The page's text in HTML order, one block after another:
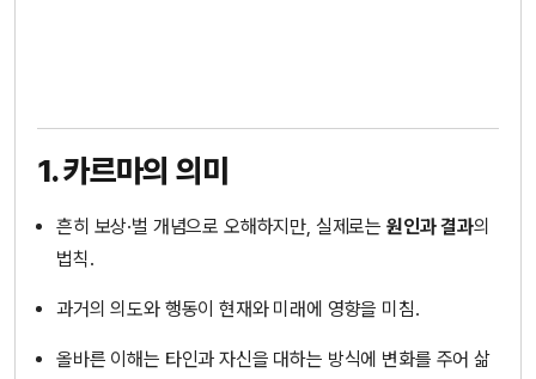
1. 카르마의 의미
흔히 보상·벌 개념으로 오해하지만, 실제로는 원인과 결과의
법칙.
과거의 의도와 행동이 현재와 미래에 영향을 미침.
올바른 이해는 타인과 자신을 대하는 방식에 변화를 주어 삶